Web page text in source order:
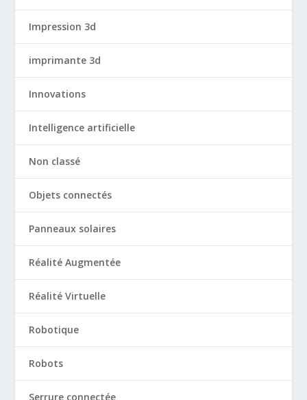
Impression 3d
imprimante 3d
Innovations
Intelligence artificielle
Non classé
Objets connectés
Panneaux solaires
Réalité Augmentée
Réalité Virtuelle
Robotique
Robots
Serrure connectée